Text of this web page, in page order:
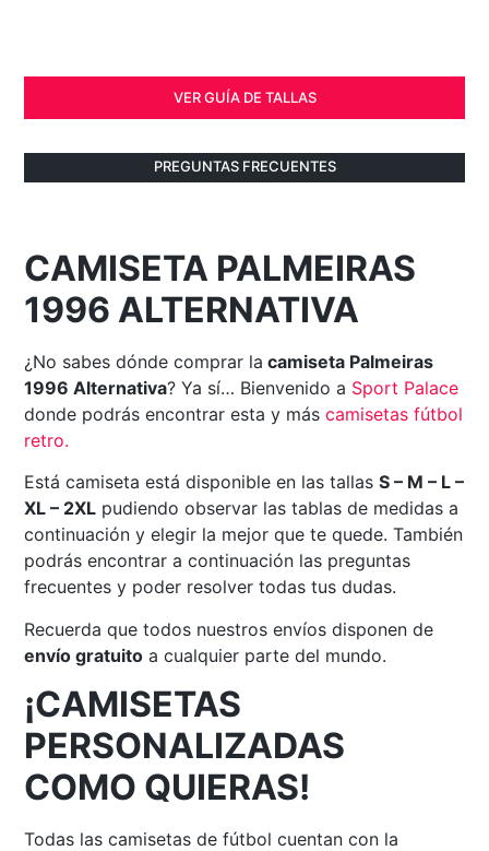
VER GUÍA DE TALLAS
PREGUNTAS FRECUENTES
CAMISETA PALMEIRAS
1996 ALTERNATIVA
¿No sabes dónde comprar la camiseta Palmeiras
1996 Alternativa? Ya sí… Bienvenido a Sport Palace
donde podrás encontrar esta y máscamisetas fútbol
retro.
Está camiseta está disponible en las tallasS – M – L –
XL – 2XL pudiendo observar las tablas de medidas a
continuación y elegir la mejor que te quede. También
podrás encontrar a continuación las preguntas
frecuentes y poder resolver todas tus dudas.
Recuerda que todos nuestros envíos disponen de
envío gratuito a cualquier parte del mundo.
¡CAMISETAS
PERSONALIZADAS
COMO QUIERAS!
Todas las camisetas de fútbol cuentan con la